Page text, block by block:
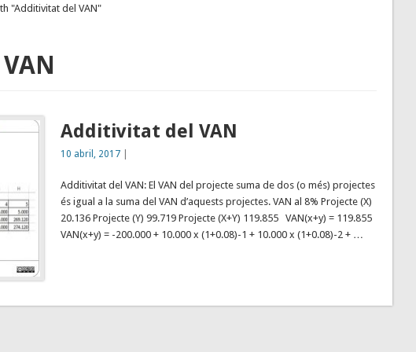
"Additivitat del VAN"
Additivitat del VAN
10 abril, 2017|
Additivitat del VAN: El VAN del projecte suma de dos (o més) projectes
és igual a la suma del VAN d’aquests projectes. VAN al 8% Projecte (X)
20.136 Projecte (Y) 99.719 Projecte (X+Y) 119.855 VAN(x+y) = 119.855
VAN(x+y) = -200.000 + 10.000 x (1+0.08)-1 + 10.000 x (1+0.08)-2 + …